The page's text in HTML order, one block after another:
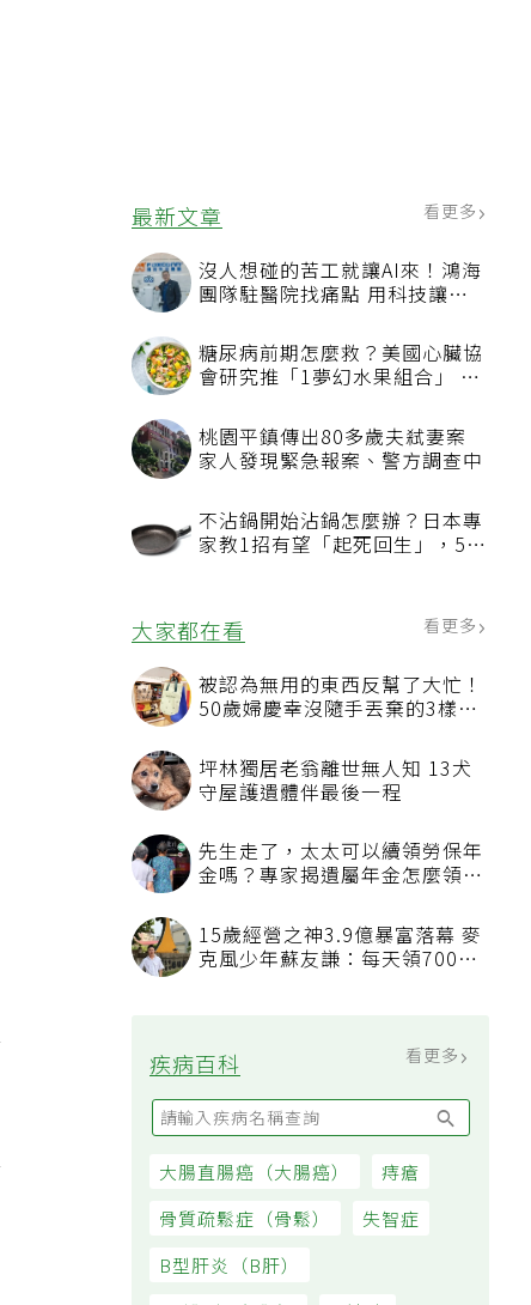
最新文章 看更多
沒人想碰的苦工就讓AI來！鴻海
團隊駐醫院找痛點 用科技讓醫
糖尿病前期怎麼救？美國心臟協
會研究推「1夢幻水果組合」 酪
桃園平鎮傳出80多歲夫弒妻案
家人發現緊急報案、警方調查中
不沾鍋開始沾鍋怎麼辦？日本專
家教1招有望「起死回生」，5情
大家都在看
被認為無用的東西反幫了大忙！
50歲婦慶幸沒隨手丟棄的3樣物
坪林獨居老翁離世無人知 13犬
守屋護遺體伴最後一程
先生走了，太太可以續領勞保年
看順位還要看資格
15歲經營之神3.9億暴富落幕 麥
疾病百科